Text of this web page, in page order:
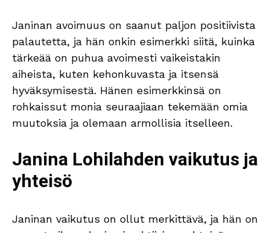
Janinan avoimuus on saanut paljon positiivista
palautetta, ja hän onkin esimerkki siitä, kuinka
tärkeää on puhua avoimesti vaikeistakin
aiheista, kuten kehonkuvasta ja itsensä
hyväksymisestä. Hänen esimerkkinsä on
rohkaissut monia seuraajiaan tekemään omia
muutoksia ja olemaan armollisia itselleen.
Janina Lohilahden vaikutus ja
yhteisö
Janinan vaikutus on ollut merkittävä, ja hän on